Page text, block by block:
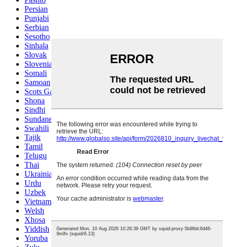
Persian
Punjabi
Serbian
Sesotho
Sinhala
Slovak
Slovenian
Somali
Samoan
Scots Gaelic
Shona
Sindhi
Sundanese
Swahili
Tajik
Tamil
Telugu
Thai
Ukrainian
Urdu
Uzbek
Vietnamese
Welsh
Xhosa
Yiddish
Yoruba